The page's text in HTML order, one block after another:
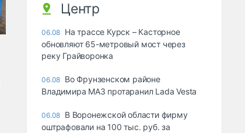
Центр
06.08 На трассе Курск – Касторное
обновляют 65-метровый мост через
реку Грайворонка
06.08 Во Фрунзенском районе
Владимира МАЗ протаранил Lada Vesta
06.08 В Воронежской области фирму
оштрафовали на 100 тыс. руб. за